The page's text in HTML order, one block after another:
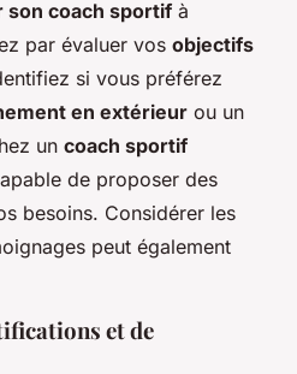
son coach sportif à
par évaluer vos objectifs
si vous préférez
en extérieur ou un
un coach sportif
de proposer des
besoins. Considérer les
peut également
et de